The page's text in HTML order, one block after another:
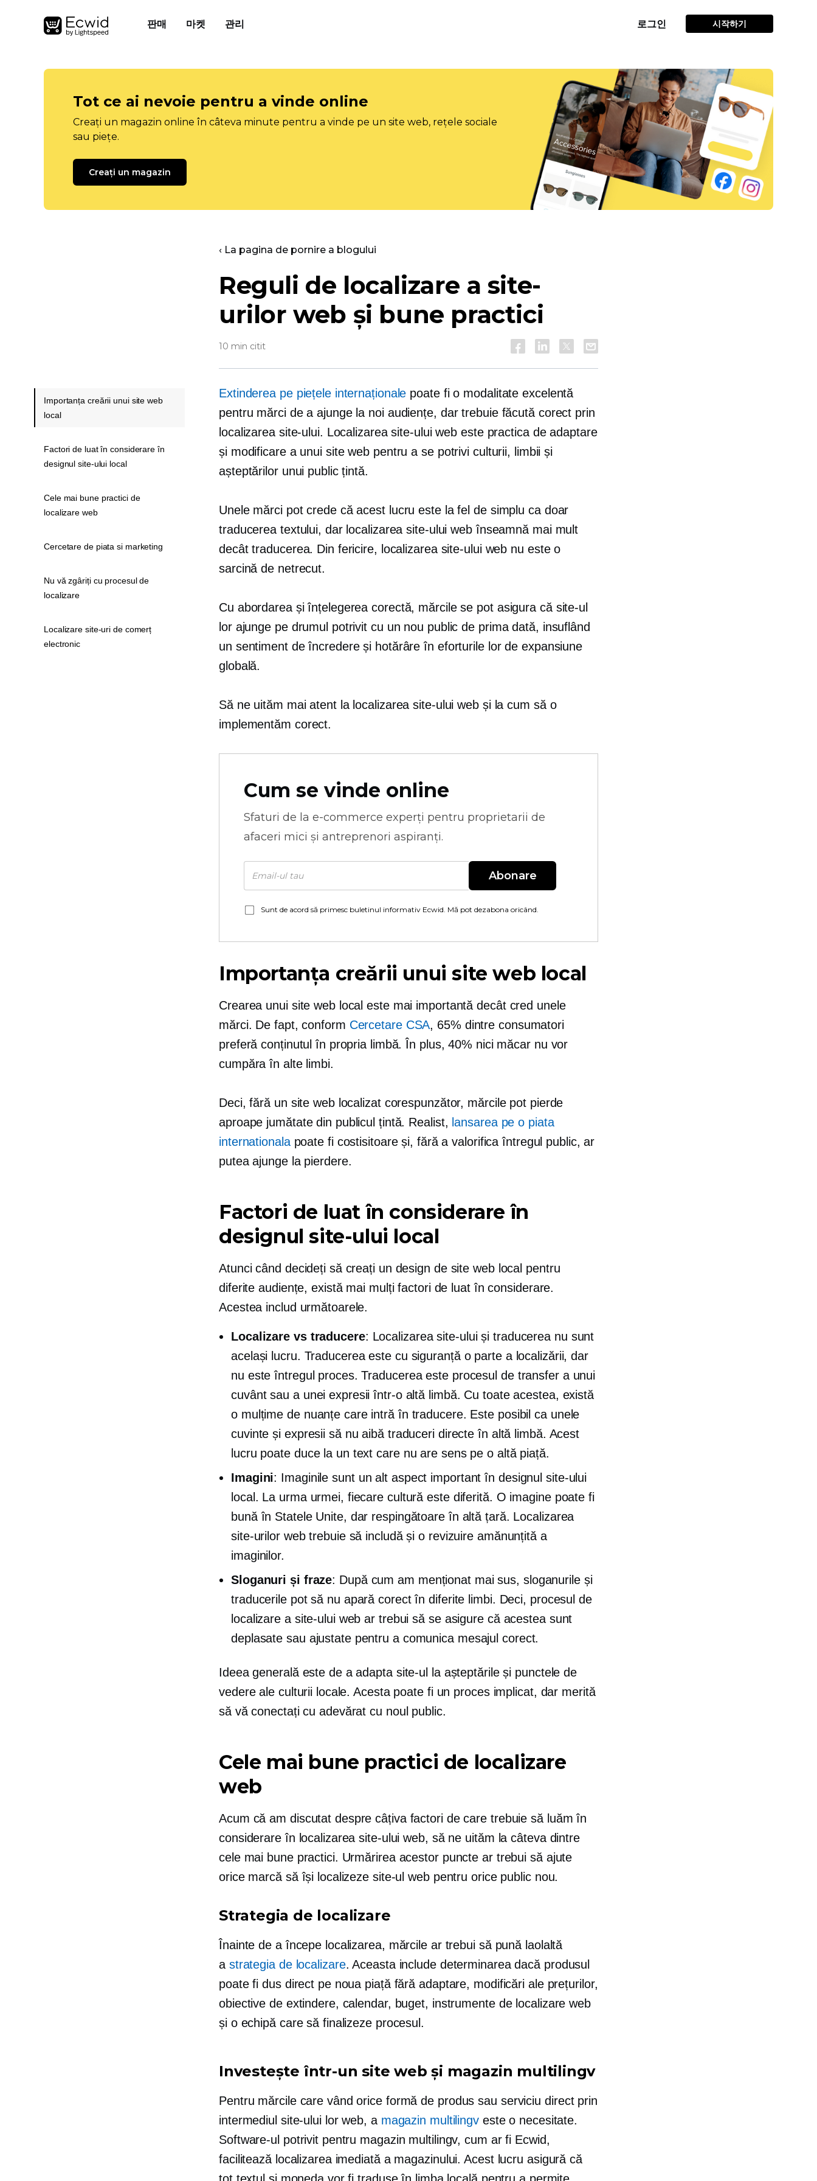
판매 마켓 관리 로그인 시작하기
Tot ce ai nevoie pentru a vinde online
Creați un magazin online în câteva minute pentru a vinde pe un site web, rețele sociale
sau piețe.
Creați un magazin
‹ La pagina de pornire a blogului
Reguli de localizare a site-
urilor web și bune practici
10 min citit
Extinderea pe piețele internaționale poate fi o modalitate excelentă
pentru mărci de a ajunge la noi audiențe, dar trebuie făcută corect prin
localizarea site-ului. Localizarea site-ului web este practica de adaptare
și modificare a unui site web pentru a se potrivi culturii, limbii și
așteptărilor unui public țintă.
Unele mărci pot crede că acest lucru este la fel de simplu ca doar
traducerea textului, dar localizarea site-ului web înseamnă mai mult
decât traducerea. Din fericire, localizarea site-ului web nu este o
sarcină de netrecut.
Cu abordarea și înțelegerea corectă, mărcile se pot asigura că site-ul
lor ajunge pe drumul potrivit cu un nou public de prima dată, insuflând
un sentiment de încredere și hotărâre în eforturile lor de expansiune
globală.
Să ne uităm mai atent la localizarea site-ului web și la cum să o
implementăm corect.
Cum se vinde online
Sfaturi de la e-commerce experți pentru proprietarii de
afaceri mici și antreprenori aspiranți.
Abonare
Sunt de acord să primesc buletinul informativ Ecwid. Mă pot dezabona oricând.
Importanța creării unui site web local
Crearea unui site web local este mai importantă decât cred unele
mărci. De fapt, conform Cercetare CSA, 65% dintre consumatori
preferă conținutul în propria limbă. În plus, 40% nici măcar nu vor
cumpăra în alte limbi.
Deci, fără un site web localizat corespunzător, mărcile pot pierde
aproape jumătate din publicul țintă. Realist, lansarea pe o piata
internationalapoate fi costisitoare și, fără a valorifica întregul public, ar
putea ajunge la pierdere.
Factori de luat în considerare în
designul site-ului local
Atunci când decideți să creați un design de site web local pentru
diferite audiențe, există mai mulți factori de luat în considerare.
Acestea includ următoarele.
Localizare vs traducere: Localizarea site-ului și traducerea nu sunt
același lucru. Traducerea este cu siguranță o parte a localizării, dar
nu este întregul proces. Traducerea este procesul de transfer a unui
cuvânt sau a unei expresii într-o altă limbă. Cu toate acestea, există
o mulțime de nuanțe care intră în traducere. Este posibil ca unele
cuvinte și expresii să nu aibă traduceri directe în altă limbă. Acest
lucru poate duce la un text care nu are sens pe o altă piață.
Imagini: Imaginile sunt un alt aspect important în designul site-ului
local. La urma urmei, fiecare cultură este diferită. O imagine poate fi
bună în Statele Unite, dar respingătoare în altă țară. Localizarea
site-urilor web trebuie să includă și o revizuire amănunțită a
imaginilor.
Sloganuri și fraze: După cum am menționat mai sus, sloganurile și
traducerile pot să nu apară corect în diferite limbi. Deci, procesul de
localizare a site-ului web ar trebui să se asigure că acestea sunt
deplasate sau ajustate pentru a comunica mesajul corect.
Ideea generală este de a adapta site-ul la așteptările și punctele de
vedere ale culturii locale. Acesta poate fi un proces implicat, dar merită
să vă conectați cu adevărat cu noul public.
Cele mai bune practici de localizare
web
Acum că am discutat despre câțiva factori de care trebuie să luăm în
considerare în localizarea site-ului web, să ne uităm la câteva dintre
cele mai bune practici. Urmărirea acestor puncte ar trebui să ajute
orice marcă să își localizeze site-ul web pentru orice public nou.
Strategia de localizare
Înainte de a începe localizarea, mărcile ar trebui să pună laolaltă
a strategia de localizare. Aceasta include determinarea dacă produsul
poate fi dus direct pe noua piață fără adaptare, modificări ale prețurilor,
obiective de extindere, calendar, buget, instrumente de localizare web
și o echipă care să finalizeze procesul.
Investește într-un site web și magazin multilingv
Pentru mărcile care vând orice formă de produs sau serviciu direct prin
intermediul site-ului lor web, a magazin multilingveste o necesitate.
Software-ul potrivit pentru magazin multilingv, cum ar fi Ecwid,
facilitează localizarea imediată a magazinului. Acest lucru asigură că
Importanța creării unui site web
local
Factori de luat în considerare în
designul site-ului local
Cele mai bune practici de
localizare web
Cercetare de piata si marketing
Nu vă zgâriți cu procesul de
localizare
Localizare site-uri de comerț
electronic